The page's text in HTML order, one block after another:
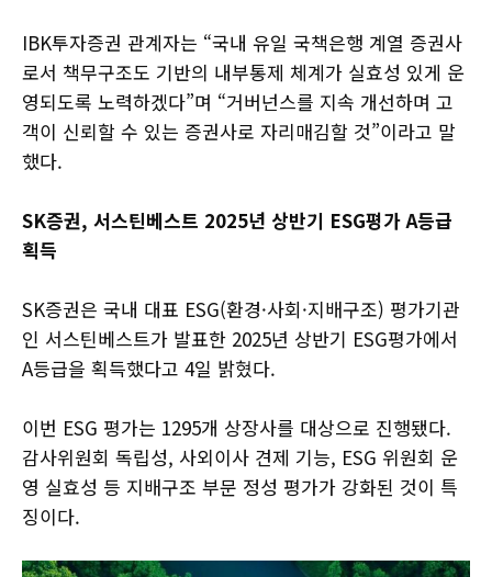
IBK투자증권 관계자는 “국내 유일 국책은행 계열 증권사
로서 책무구조도 기반의 내부통제 체계가 실효성 있게 운
영되도록 노력하겠다”며 “거버넌스를 지속 개선하며 고
객이 신뢰할 수 있는 증권사로 자리매김할 것”이라고 말
했다.
SK증권, 서스틴베스트 2025년 상반기 ESG평가 A등급
획득
SK증권은 국내 대표 ESG(환경·사회·지배구조) 평가기관
인 서스틴베스트가 발표한 2025년 상반기 ESG평가에서
A등급을 획득했다고 4일 밝혔다.
이번 ESG 평가는 1295개 상장사를 대상으로 진행됐다.
감사위원회 독립성, 사외이사 견제 기능, ESG 위원회 운
영 실효성 등 지배구조 부문 정성 평가가 강화된 것이 특
징이다.